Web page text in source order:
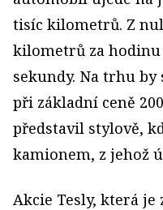
tisíc kilometrů. Z
kilometrů za hodinu
sekundy. Na trhu by
při základní ceně
představil stylově,
kamionem, z jehož
Akcie Tesly, která